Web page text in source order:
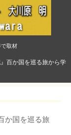
取材
百か国を巡る旅から学
か国を巡る旅